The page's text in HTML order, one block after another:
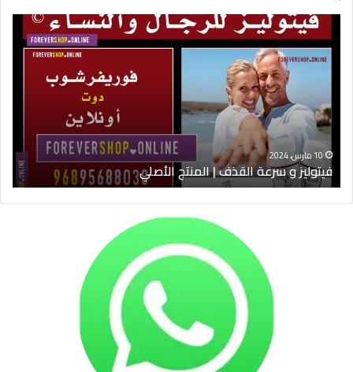
فيتوليز
سرعة
القذف
المنتج
الأصلي
10 مارس، 2024
فيتوليز و سرعة القذف | المنتج الأصلي